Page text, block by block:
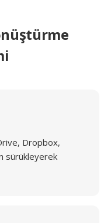
Dropbox,
sürükleyerek